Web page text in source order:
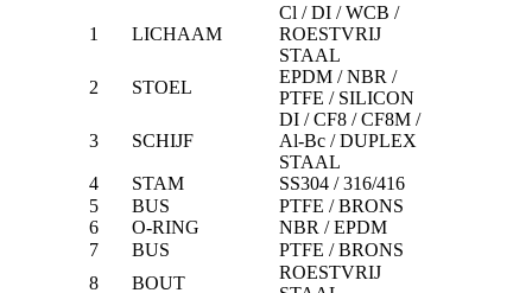
1 LICHAAM
Cl / DI / WCB /
ROESTVRIJ
STAAL
2
STOEL
EPDM / NBR /
PTFE / SILICON
3 SCHIJF
DI / CF8 / CF8M /
Al-Bc / DUPLEX
STAAL
4
STAM
SS304 / 316/416
5
BUS
PTFE / BRONS
6
O-RING
NBR / EPDM
7
BUS
PTFE / BRONS
8
BOUT
ROESTVRIJ